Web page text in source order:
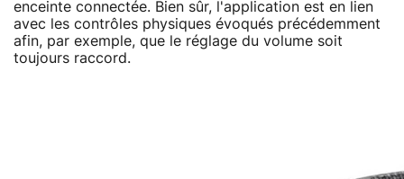
enceinte connectée. Bien sûr, l'application est en lien
avec les contrôles physiques évoqués précédemment
afin, par exemple, que le réglage du volume soit
toujours raccord.